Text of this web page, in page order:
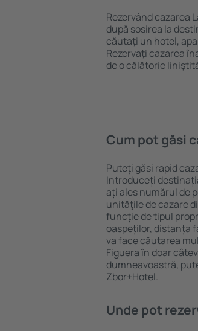
Rezervând cazarea
după sosirea la
căutaţi un hotel,
Rezervaţi cazarea
de o călătorie
Cum pot găsi
Puteți găsi rapid
Introduceți
ați ales numărul de
unităţile de cazare
funcție de tipul
oaspeților, distanța
va face căutarea
Figuera în doar
dumneavoastră,
Zbor+Hotel.
Unde pot